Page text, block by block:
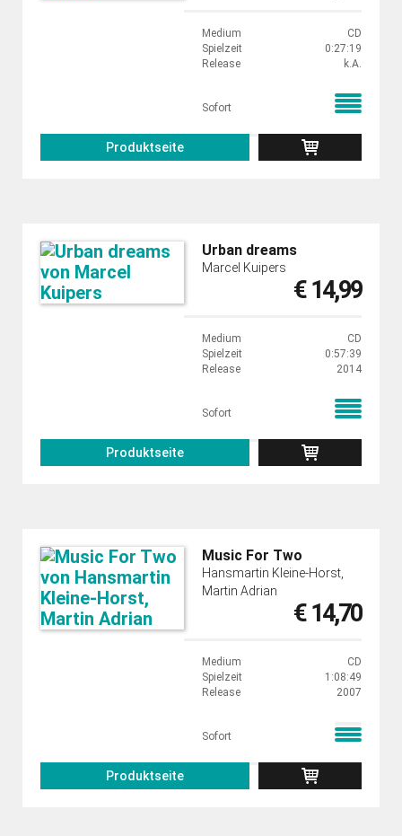
Medium
CD
Spielzeit
0:27:19
Release
k.A.
Sofort
Produktseite
Urban dreams
Marcel Kuipers
€ 14,99
Medium
CD
Spielzeit
0:57:39
Release
2014
Sofort
Produktseite
Music For Two
Hansmartin Kleine-Horst,
Martin Adrian
€ 14,70
Medium
CD
Spielzeit
1:08:49
Release
2007
Sofort
Produktseite